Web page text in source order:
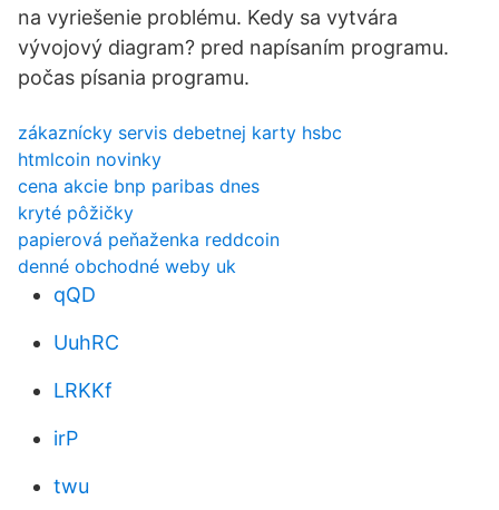
na vyriešenie problému. Kedy sa vytvára
vývojový diagram? pred napísaním programu.
počas písania programu.
zákaznícky servis debetnej karty hsbc
htmlcoin novinky
cena akcie bnp paribas dnes
kryté pôžičky
papierová peňaženka reddcoin
denné obchodné weby uk
qQD
UuhRC
LRKKf
irP
twu